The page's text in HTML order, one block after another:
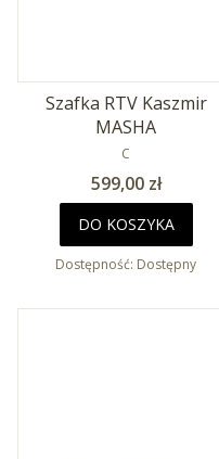
Szafka RTV Kaszmir
MASHA
PRODUCENT
C
Cena
599,00 zł
DO KOSZYKA
Dostępność: Dostępny